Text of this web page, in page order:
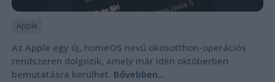
Apple
Az Apple egy új, homeOS nevű okosotthon-operációs
rendszeren dolgozik, amely már idén októberben
bemutatásra kerülhet. Bővebben...